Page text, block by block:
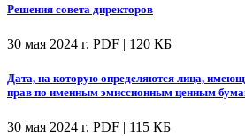
Решения совета директоров
30 мая 2024 г. PDF | 120 КБ
Дата, на которую определяются лица,
прав по именным эмиссионным ценным
30 мая 2024 г. PDF | 115 КБ